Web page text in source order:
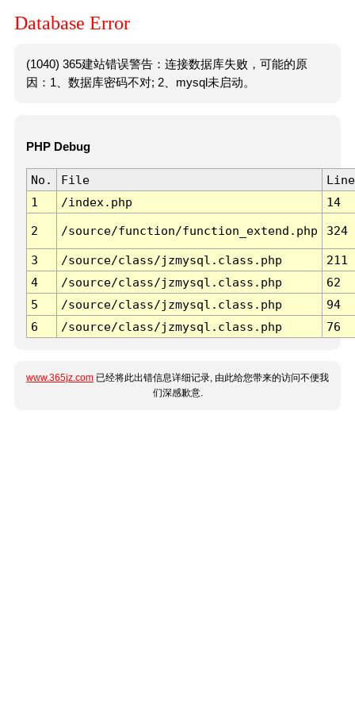
Database Error
(1040) 365建站错误警告：连接数据库失败，可能的原
因：1、数据库密码不对; 2、mysql未启动。
PHP Debug
No. File
Line
1
/index.php 14
2 /source/function/function_extend.php 324
3 /source/class/jzmysql.class.php
211
4
/source/class/jzmysql.class.php
62
5
/source/class/jzmysql.class.php
94
6
/source/class/jzmysql.class.php 76
www.365jz.com 已经将此出错信息详细记录, 由此给您带来的访问不便我
们深感歉意.